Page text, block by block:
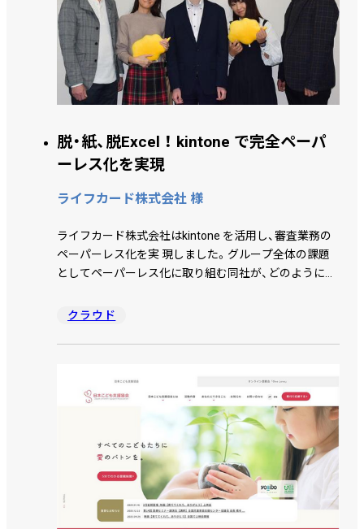
脱・紙、脱Excel ！ kintone で完全ペーパ
ーレス化を実現
ライフカード株式会社 様
ライフカード株式会社はkintone を活用し、審査業務の
ペーパーレス化を実 現しました。グループ全体の課題
としてペーパーレス化に取り組む同社が、どのようにシ
川氏、カード与 信課の飯塚氏、藤川氏、松並氏、小野寺氏
クラウド